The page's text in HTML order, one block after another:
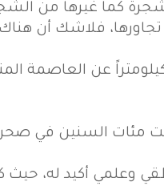
كما غيرها من
تجاورها، فلاشك أن
عن العاصمة
مئات السنين في
وعلمي أكيد له، حيث